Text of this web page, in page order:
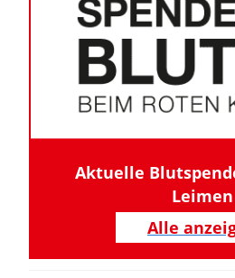
Aktuelle
Leimen
Alle